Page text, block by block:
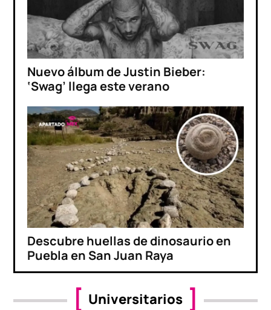
Nuevo álbum de Justin Bieber:
‘Swag’ llega este verano
Descubre huellas de dinosaurio en
Puebla en San Juan Raya
Universitarios